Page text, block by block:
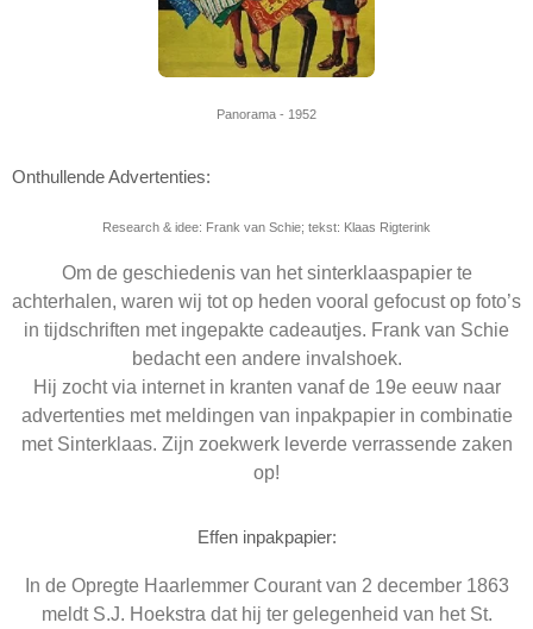
Panorama - 1952
Onthullende Advertenties:
Research & idee: Frank van Schie; tekst: Klaas Rigterink
Om de geschiedenis van het sinterklaaspapier te
achterhalen, waren wij tot op heden vooral gefocust op foto’s
in tijdschriften met ingepakte cadeautjes. Frank van Schie
bedacht een andere invalshoek.
Hij zocht via internet in kranten vanaf de 19e eeuw naar
advertenties met meldingen van inpakpapier in combinatie
met Sinterklaas. Zijn zoekwerk leverde verrassende zaken
op!
Effen inpakpapier:
In de Opregte Haarlemmer Courant van 2 december 1863
meldt S.J. Hoekstra dat hij ter gelegenheid van het St.